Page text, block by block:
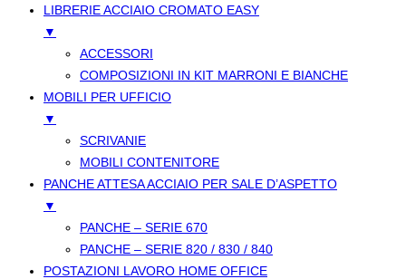
LIBRERIE ACCIAIO CROMATO EASY
▼
ACCESSORI
COMPOSIZIONI IN KIT MARRONI E BIANCHE
MOBILI PER UFFICIO
▼
SCRIVANIE
MOBILI CONTENITORE
PANCHE ATTESA ACCIAIO PER SALE D’ASPETTO
▼
PANCHE – SERIE 670
PANCHE – SERIE 820 / 830 / 840
POSTAZIONI LAVORO HOME OFFICE